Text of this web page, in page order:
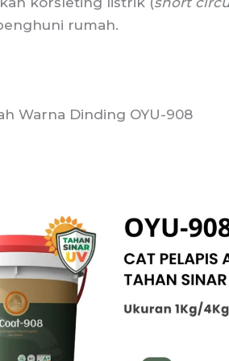
rumah.
Warna Dinding OYU-908